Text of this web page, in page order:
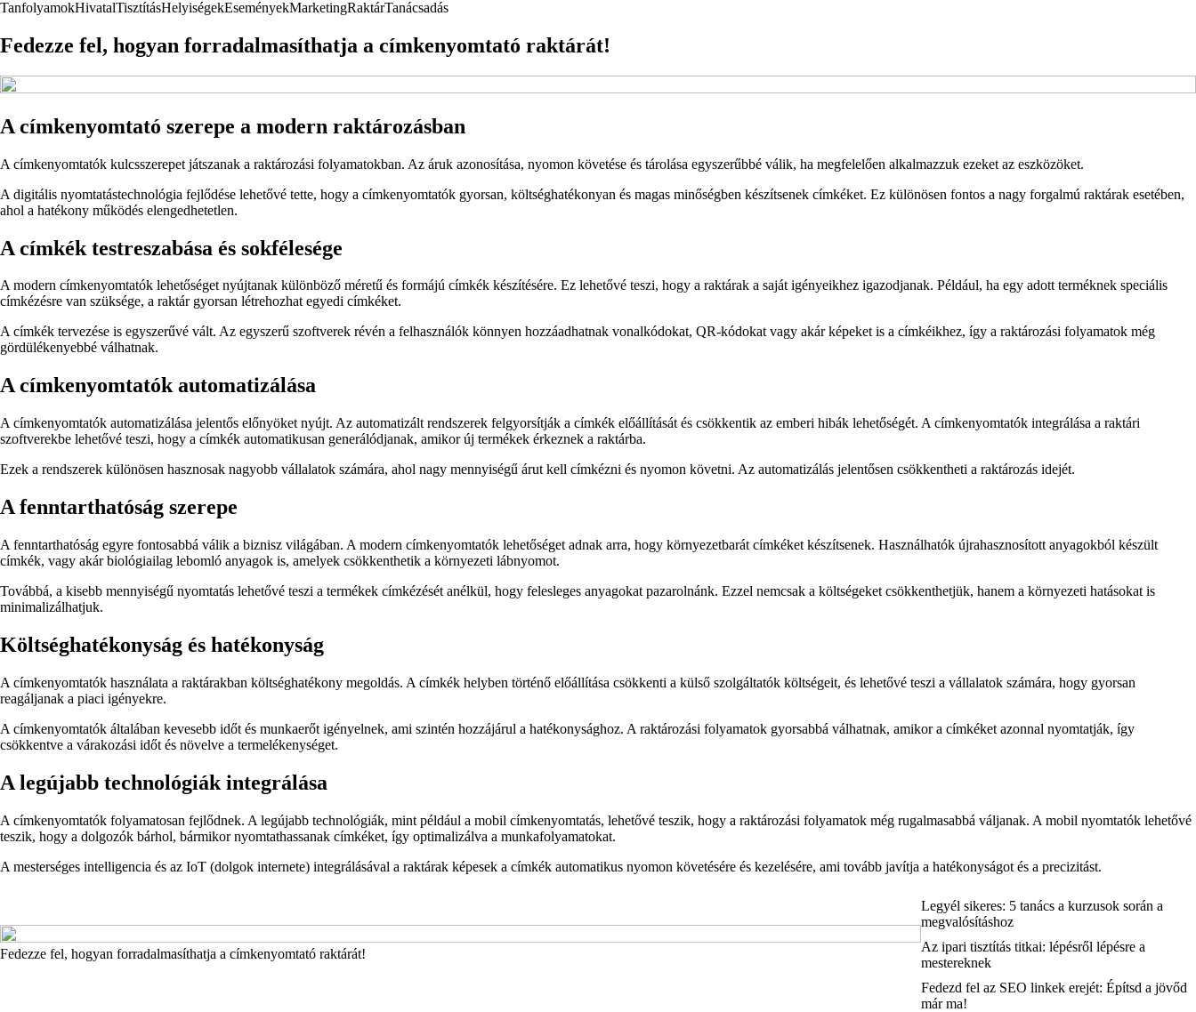
TanfolyamokHivatalTisztításHelyiségekEseményekMarketingRaktárTanácsadás
Fedezze fel, hogyan forradalmasíthatja a címkenyomtató raktárát!
A címkenyomtató szerepe a modern raktározásban
A címkenyomtatók kulcsszerepet játszanak a raktározási folyamatokban. Az áruk azonosítása, nyomon követése és tárolása egyszerűbbé válik, ha megfelelően alkalmazzuk ezeket az eszközöket.
A digitális nyomtatástechnológia fejlődése lehetővé tette, hogy a címkenyomtatók gyorsan, költséghatékonyan és magas minőségben készítsenek címkéket. Ez különösen fontos a nagy forgalmú raktárak esetében,
ahol a hatékony működés elengedhetetlen.
A címkék testreszabása és sokfélesége
A modern címkenyomtatók lehetőséget nyújtanak különböző méretű és formájú címkék készítésére. Ez lehetővé teszi, hogy a raktárak a saját igényeikhez igazodjanak. Például, ha egy adott terméknek speciális
címkézésre van szüksége, a raktár gyorsan létrehozhat egyedi címkéket.
A címkék tervezése is egyszerűvé vált. Az egyszerű szoftverek révén a felhasználók könnyen hozzáadhatnak vonalkódokat, QR-kódokat vagy akár képeket is a címkéikhez, így a raktározási folyamatok még
gördülékenyebbé válhatnak.
A címkenyomtatók automatizálása
A címkenyomtatók automatizálása jelentős előnyöket nyújt. Az automatizált rendszerek felgyorsítják a címkék előállítását és csökkentik az emberi hibák lehetőségét. A címkenyomtatók integrálása a raktári
szoftverekbe lehetővé teszi, hogy a címkék automatikusan generálódjanak, amikor új termékek érkeznek a raktárba.
Ezek a rendszerek különösen hasznosak nagyobb vállalatok számára, ahol nagy mennyiségű árut kell címkézni és nyomon követni. Az automatizálás jelentősen csökkentheti a raktározás idejét.
A fenntarthatóság szerepe
A fenntarthatóság egyre fontosabbá válik a biznisz világában. A modern címkenyomtatók lehetőséget adnak arra, hogy környezetbarát címkéket készítsenek. Használhatók újrahasznosított anyagokból készült
címkék, vagy akár biológiailag lebomló anyagok is, amelyek csökkenthetik a környezeti lábnyomot.
Továbbá, a kisebb mennyiségű nyomtatás lehetővé teszi a termékek címkézését anélkül, hogy felesleges anyagokat pazarolnánk. Ezzel nemcsak a költségeket csökkenthetjük, hanem a környezeti hatásokat is
minimalizálhatjuk.
Költséghatékonyság és hatékonyság
A címkenyomtatók használata a raktárakban költséghatékony megoldás. A címkék helyben történő előállítása csökkenti a külső szolgáltatók költségeit, és lehetővé teszi a vállalatok számára, hogy gyorsan
reagáljanak a piaci igényekre.
A címkenyomtatók általában kevesebb időt és munkaerőt igényelnek, ami szintén hozzájárul a hatékonysághoz. A raktározási folyamatok gyorsabbá válhatnak, amikor a címkéket azonnal nyomtatják, így
csökkentve a várakozási időt és növelve a termelékenységet.
A legújabb technológiák integrálása
A címkenyomtatók folyamatosan fejlődnek. A legújabb technológiák, mint például a mobil címkenyomtatás, lehetővé teszik, hogy a raktározási folyamatok még rugalmasabbá váljanak. A mobil nyomtatók lehetővé
teszik, hogy a dolgozók bárhol, bármikor nyomtathassanak címkéket, így optimalizálva a munkafolyamatokat.
A mesterséges intelligencia és az IoT (dolgok internete) integrálásával a raktárak képesek a címkék automatikus nyomon követésére és kezelésére, ami tovább javítja a hatékonyságot és a precizitást.
Fedezze fel, hogyan forradalmasíthatja a címkenyomtató raktárát!
Legyél sikeres: 5 tanács a kurzusok során a
megvalósításhoz
Az ipari tisztítás titkai: lépésről lépésre a
mestereknek
Fedezd fel az SEO linkek erejét: Építsd a jövőd
már ma!